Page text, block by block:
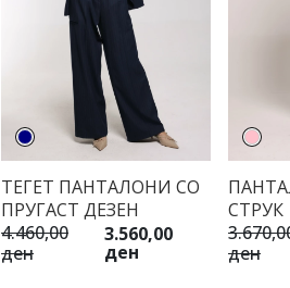
ТЕГЕТ ПАНТАЛОНИ СО
ПРУГАСТ ДЕЗЕН
4.460,00
ден
3.560,00
ден
СТРУК
ден